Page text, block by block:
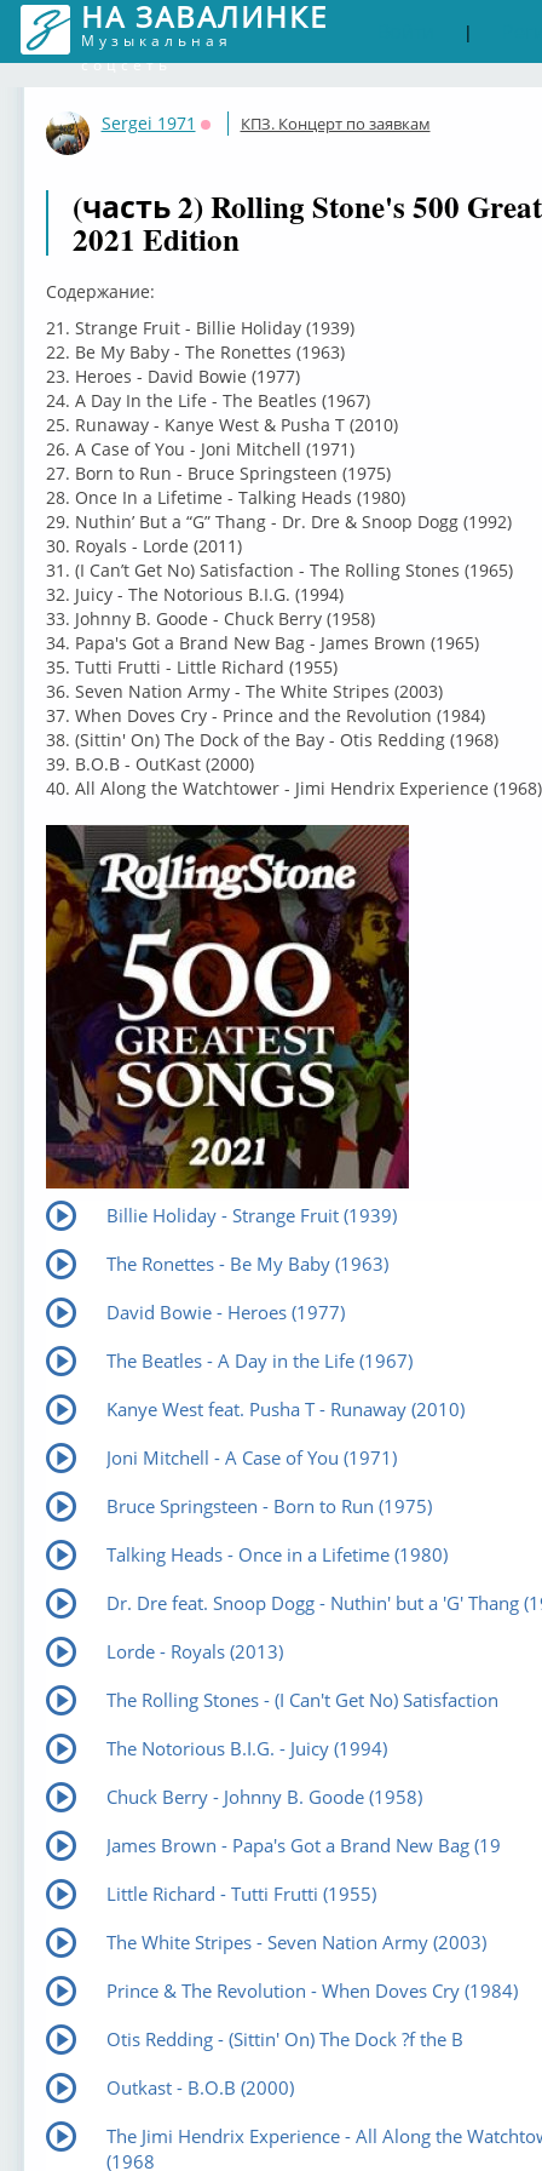
НА ЗАВАЛИНКЕ
Музыкальная
соцсеть
|
Sergei 1971
Оффлайн
КПЗ. Концерт по заявкам
(часть 2) Rolling Stone's 500
2021 Edition
Содержание:
21. Strange Fruit - Billie Holiday (1939)
22. Be My Baby - The Ronettes (1963)
23. Heroes - David Bowie (1977)
24. A Day In the Life - The Beatles (1967)
25. Runaway - Kanye West & Pusha T (2010)
26. A Case of You - Joni Mitchell (1971)
27. Born to Run - Bruce Springsteen (1975)
28. Once In a Lifetime - Talking Heads (1980)
29. Nuthin’ But a “G” Thang - Dr. Dre & Snoop Dogg (1992)
30. Royals - Lorde (2011)
31. (I Can’t Get No) Satisfaction - The Rolling Stones (1965)
32. Juicy - The Notorious B.I.G. (1994)
33. Johnny B. Goode - Chuck Berry (1958)
34. Papa's Got a Brand New Bag - James Brown (1965)
35. Tutti Frutti - Little Richard (1955)
36. Seven Nation Army - The White Stripes (2003)
37. When Doves Cry - Prince and the Revolution (1984)
38. (Sittin' On) The Dock of the Bay - Otis Redding (1968)
39. B.O.B - OutKast (2000)
40. All Along the Watchtower - Jimi Hendrix Experience (1968)
Billie Holiday - Strange Fruit (1939)
The Ronettes - Be My Baby (1963)
David Bowie - Heroes (1977)
The Beatles - A Day in the Life (1967)
Kanye West feat. Pusha T - Runaway (2010)
Joni Mitchell - A Case of You (1971)
Bruce Springsteen - Born to Run (1975)
Talking Heads - Once in a Lifetime (1980)
Dr. Dre feat. Snoop Dogg - Nuthin' but a 'G' Thang
Lorde - Royals (2013)
The Rolling Stones - (I Can't Get No) Satisfaction
The Notorious B.I.G. - Juicy (1994)
Chuck Berry - Johnny B. Goode (1958)
James Brown - Papa's Got a Brand New Bag (19
Little Richard - Tutti Frutti (1955)
The White Stripes - Seven Nation Army (2003)
Prince & The Revolution - When Doves Cry (1984)
Otis Redding - (Sittin' On) The Dock ?f the B
Outkast - B.O.B (2000)
The Jimi Hendrix Experience - All Along the
(1968